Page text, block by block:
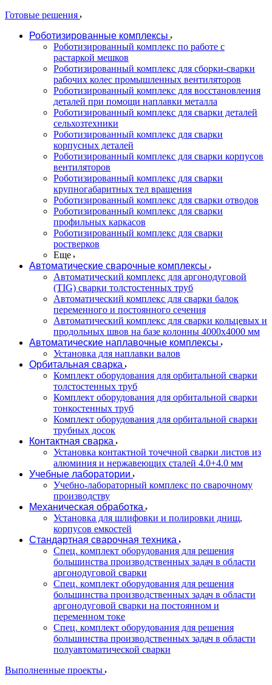
Готовые решения
Роботизированные комплексы
Роботизированный комплекс по работе с
растаркой мешков
Роботизированный комплекс для сборки-сварки
рабочих колес промышленных вентиляторов
Роботизированный комплекс для восстановления
деталей при помощи наплавки металла
Роботизированный комплекс для сварки деталей
сельхозтехники
Роботизированный комплекс для сварки
корпусных деталей
Роботизированный комплекс для сварки корпусов
вентиляторов
Роботизированный комплекс для сварки
крупногабаритных тел вращения
Роботизированный комплекс для сварки отводов
Роботизированный комплекс для сварки
профильных каркасов
Роботизированный комплекс для сварки
ростверков
Еще
Автоматические сварочные комплексы
Автоматический комплекс для аргонодуговой
(TIG) сварки толстостенных труб
Автоматический комплекс для сварки балок
переменного и постоянного сечения
Автоматический комплекс для сварки кольцевых и
продольных швов на базе колонны 4000x4000 мм
Автоматические наплавочные комплексы
Установка для наплавки валов
Орбитальная сварка
Комплект оборудования для орбитальной сварки
толстостенных труб
Комплект оборудования для орбитальной сварки
тонкостенных труб
Комплект оборудования для орбитальной сварки
трубных досок
Контактная сварка
Установка контактной точечной сварки листов из
алюминия и нержавеющих сталей 4.0+4.0 мм
Учебные лаборатории
Учебно-лабораторный комплекс по сварочному
производству
Механическая обработка
Установка для шлифовки и полировки днищ,
корпусов емкостей
Стандартная сварочная техника
Спец. комплект оборудования для решения
большинства производственных задач в области
аргонодуговой сварки
Спец. комплект оборудования для решения
большинства производственных задач в области
аргонодуговой сварки на постоянном и
переменном токе
Спец. комплект оборудования для решения
большинства производственных задач в области
полуавтоматической сварки
Выполненные проекты